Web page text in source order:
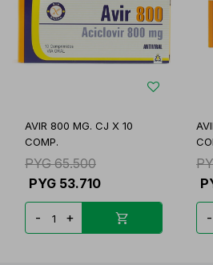
AVIR 800 MG. CJ X 10
COMP.
PYG 65.500
PYG 53.710
- + -